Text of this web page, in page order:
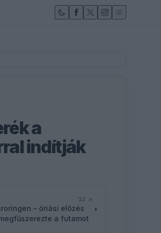
a
indítják
12 n
– óriási előzés
a futamot